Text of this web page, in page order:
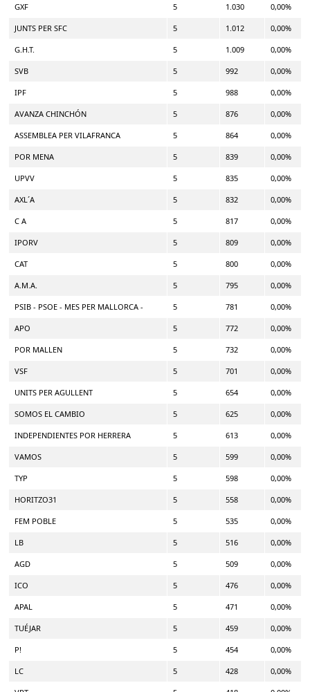
GXF 5 1.030 0,00%
JUNTS PER SFC 5 1.012 0,00%
G.H.T. 5 1.009 0,00%
SVB 5 992 0,00%
IPF 5 988 0,00%
AVANZA CHINCHÓN 5 876 0,00%
ASSEMBLEA PER VILAFRANCA 5 864 0,00%
POR MENA 5 839 0,00%
UPVV 5 835 0,00%
AXL´A 5 832 0,00%
C A 5 817 0,00%
IPORV 5 809 0,00%
CAT 5 800 0,00%
A.M.A. 5 795 0,00%
PSIB - PSOE - MES PER MALLORCA - 5 781 0,00%
APO 5 772 0,00%
POR MALLEN 5 732 0,00%
VSF 5 701 0,00%
UNITS PER AGULLENT 5 654 0,00%
SOMOS EL CAMBIO 5 625 0,00%
INDEPENDIENTES POR HERRERA 5 613 0,00%
VAMOS 5 599 0,00%
TYP 5 598 0,00%
HORITZO31 5 558 0,00%
FEM POBLE 5 535 0,00%
LB 5 516 0,00%
AGD 5 509 0,00%
ICO 5 476 0,00%
APAL 5 471 0,00%
TUÉJAR 5 459 0,00%
P! 5 454 0,00%
LC 5 428 0,00%